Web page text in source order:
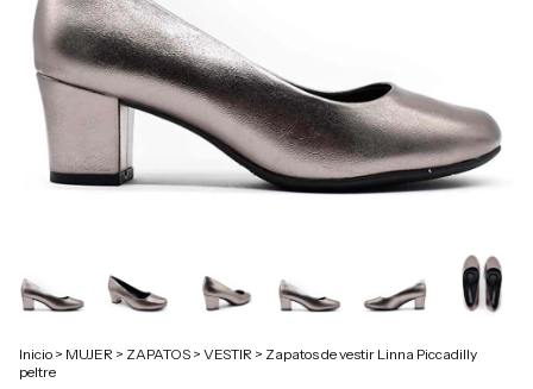
Inicio > MUJER > ZAPATOS > VESTIR > Zapatos de vestir Linna Piccadilly
peltre